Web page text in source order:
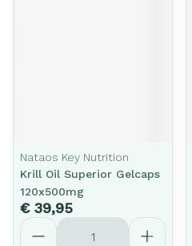
Nataos Key Nutrition
Krill Oil Superior Gelcaps
120x500mg
€ 39,95
Aantal